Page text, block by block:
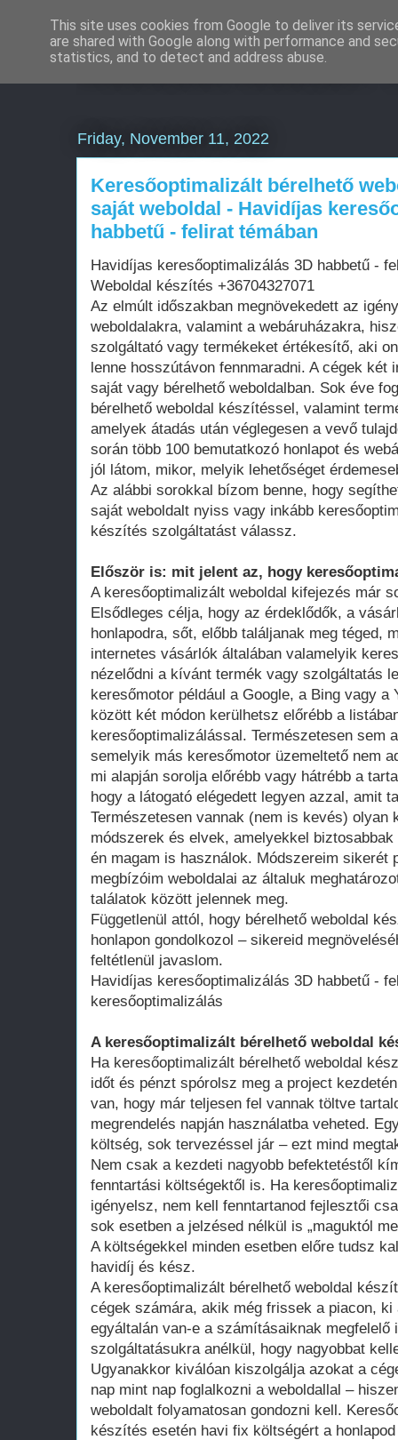
Weboldal készítés -
Friday, November 11, 2022
Keresőoptimalizált bérelhető
saját weboldal - Havidíjas
habbetű - felirat témában
Havidíjas keresőoptimalizálás 3D habbetű -
Weboldal készítés +36704327071
Az elmúlt időszakban megnövekedett az
weboldalakra, valamint a webáruházakra,
szolgáltató vagy termékeket értékesítő, aki
lenne hosszútávon fennmaradni. A cégek két
saját vagy bérelhető weboldalban. Sok éve
bérelhető weboldal készítéssel, valamint
amelyek átadás után véglegesen a vevő
során több 100 bemutatkozó honlapot és
jól látom, mikor, melyik lehetőséget
Az alábbi sorokkal bízom benne, hogy
saját weboldalt nyiss vagy inkább
készítés szolgáltatást válassz.
Először is: mit jelent az, hogy
A keresőoptimalizált weboldal kifejezés már
Elsődleges célja, hogy az érdeklődők, a
honlapodra, sőt, előbb találjanak meg téged,
internetes vásárlók általában valamelyik
nézelődni a kívánt termék vagy szolgáltatás
keresőmotor például a Google, a Bing vagy a
között két módon kerülhetsz előrébb a
keresőoptimalizálással. Természetesen sem
semelyik más keresőmotor üzemeltető nem
mi alapján sorolja előrébb vagy hátrébb a
hogy a látogató elégedett legyen azzal, amit
Természetesen vannak (nem is kevés) olyan
módszerek és elvek, amelyekkel
én magam is használok. Módszereim sikerét
megbízóim weboldalai az általuk
találatok között jelennek meg.
Függetlenül attól, hogy bérelhető weboldal
honlapon gondolkozol – sikereid
feltétlenül javaslom.
Havidíjas keresőoptimalizálás 3D habbetű -
keresőoptimalizálás
A keresőoptimalizált bérelhető weboldal
Ha keresőoptimalizált bérelhető weboldal
időt és pénzt spórolsz meg a project
van, hogy már teljesen fel vannak töltve
megrendelés napján használatba veheted.
költség, sok tervezéssel jár – ezt mind
Nem csak a kezdeti nagyobb befektetéstől
fenntartási költségektől is. Ha
igényelsz, nem kell fenntartanod fejlesztői
sok esetben a jelzésed nélkül is „maguktól
A költségekkel minden esetben előre tudsz
havidíj és kész.
A keresőoptimalizált bérelhető weboldal
cégek számára, akik még frissek a piacon, ki
egyáltalán van-e a számításaiknak megfelelő
szolgáltatásukra anélkül, hogy nagyobbat
Ugyanakkor kiválóan kiszolgálja azokat a
nap mint nap foglalkozni a weboldallal –
weboldalt folyamatosan gondozni kell.
készítés esetén havi fix költségért a
This site uses cookies from Google to deliver its
are shared with Google along with performance and
statistics, and to detect and address abuse.